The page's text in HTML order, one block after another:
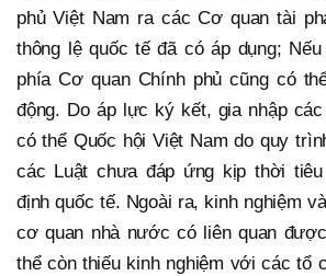
phủ Việt Nam ra các Cơ quan tài
thông lệ quốc tế đã có áp dụng;
phía Cơ quan Chính phủ cũng có
động. Do áp lực ký kết, gia nhập
có thể Quốc hội Việt Nam do quy
các Luật chưa đáp ứng kịp thời
định quốc tế. Ngoài ra, kinh nghiệm
cơ quan nhà nước có liên quan
thể còn thiếu kinh nghiệm với các tổ